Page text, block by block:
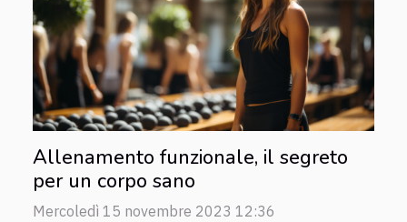
Allenamento funzionale, il segreto
per un corpo sano
Mercoledì 15 novembre 2023 12:36